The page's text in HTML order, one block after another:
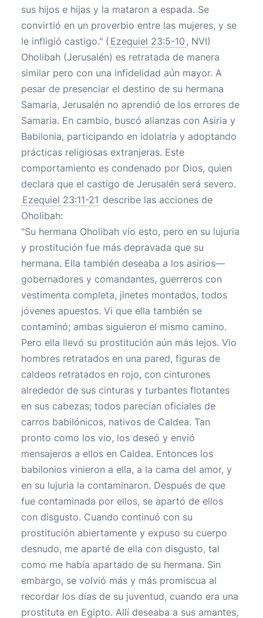
sus hijos e hijas y la mataron a espada. Se
convirtió en un proverbio entre las mujeres, y se
le infligió castigo." ( Ezequiel 23:5-10 , NVI)
Oholibah (Jerusalén) es retratada de manera
similar pero con una infidelidad aún mayor. A
pesar de presenciar el destino de su hermana
Samaria, Jerusalén no aprendió de los errores de
Samaria. En cambio, buscó alianzas con Asiria y
Babilonia, participando en idolatría y adoptando
prácticas religiosas extranjeras. Este
comportamiento es condenado por Dios, quien
declara que el castigo de Jerusalén será severo.
Ezequiel 23:11-21 describe las acciones de
Oholibah:
"Su hermana Oholibah vio esto, pero en su lujuria
y prostitución fue más depravada que su
hermana. Ella también deseaba a los asirios—
gobernadores y comandantes, guerreros con
vestimenta completa, jinetes montados, todos
jóvenes apuestos. Vi que ella también se
contaminó; ambas siguieron el mismo camino.
Pero ella llevó su prostitución aún más lejos. Vio
hombres retratados en una pared, figuras de
caldeos retratados en rojo, con cinturones
alrededor de sus cinturas y turbantes flotantes
en sus cabezas; todos parecían oficiales de
carros babilónicos, nativos de Caldea. Tan
pronto como los vio, los deseó y envió
mensajeros a ellos en Caldea. Entonces los
babilonios vinieron a ella, a la cama del amor, y
en su lujuria la contaminaron. Después de que
fue contaminada por ellos, se apartó de ellos
con disgusto. Cuando continuó con su
prostitución abiertamente y expuso su cuerpo
desnudo, me aparté de ella con disgusto, tal
como me había apartado de su hermana. Sin
embargo, se volvió más y más promiscua al
recordar los días de su juventud, cuando era una
prostituta en Egipto. Allí deseaba a sus amantes,